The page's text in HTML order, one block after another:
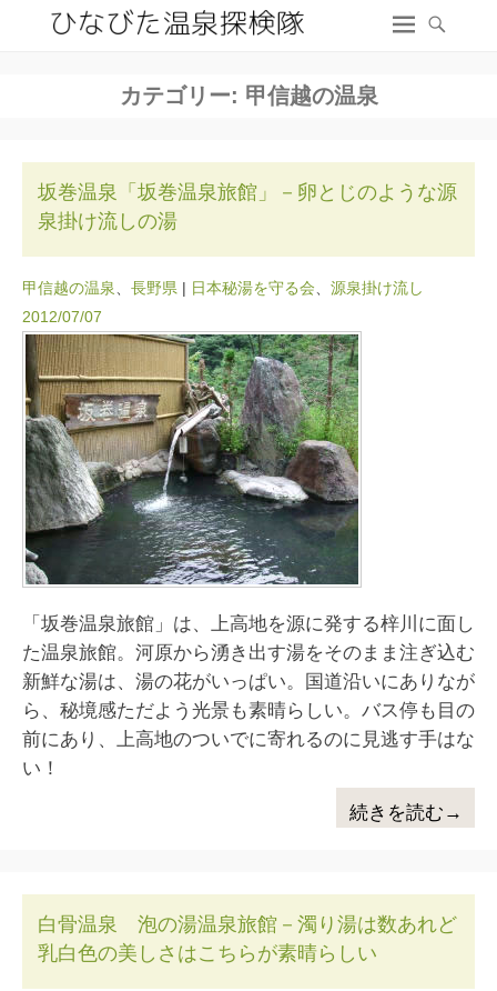
カテゴリー: 甲信越の温泉
坂巻温泉「坂巻温泉旅館」－卵とじのような源
泉掛け流しの湯
甲信越の温泉 長野県 | 日本秘湯を守る会
源泉掛け流し
2012/07/07
「坂巻温泉旅館」は、上高地を源に発する梓川に面し
た温泉旅館。河原から湧き出す湯をそのまま注ぎ込む
新鮮な湯は、湯の花がいっぱい。国道沿いにありなが
ら、秘境感ただよう光景も素晴らしい。バス停も目の
前にあり、上高地のついでに寄れるのに見逃す手はな
い！
続きを読む→
白骨温泉 泡の湯温泉旅館－濁り湯は数あれど
乳白色の美しさはこちらが素晴らしい